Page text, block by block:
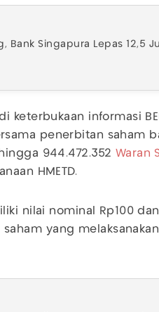
Bank Singapura Lepas 12,5
keterbukaan informasi
penerbitan saham
944.472.352 Waran
HMETD.
nilai nominal Rp100
yang